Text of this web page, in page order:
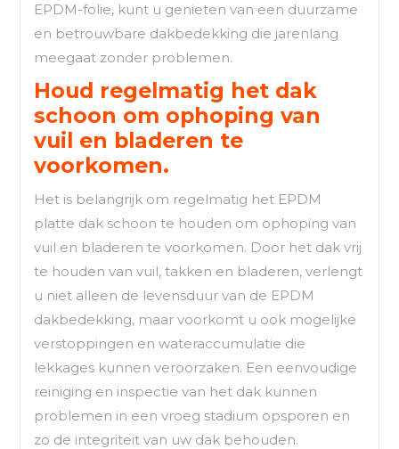
EPDM-folie, kunt u genieten van een duurzame
en betrouwbare dakbedekking die jarenlang
meegaat zonder problemen.
Houd regelmatig het dak
schoon om ophoping van
vuil en bladeren te
voorkomen.
Het is belangrijk om regelmatig het EPDM
platte dak schoon te houden om ophoping van
vuil en bladeren te voorkomen. Door het dak vrij
te houden van vuil, takken en bladeren, verlengt
u niet alleen de levensduur van de EPDM
dakbedekking, maar voorkomt u ook mogelijke
verstoppingen en wateraccumulatie die
lekkages kunnen veroorzaken. Een eenvoudige
reiniging en inspectie van het dak kunnen
problemen in een vroeg stadium opsporen en
zo de integriteit van uw dak behouden.